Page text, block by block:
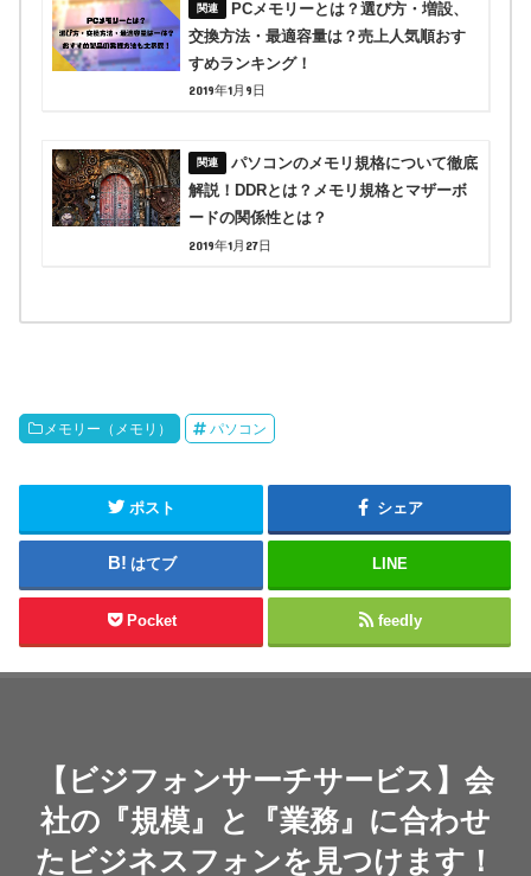
PCメモリーとは？選び方・増設、
交換方法・最適容量は？売上人気順おす
すめランキング！
2019年1月9日
パソコンのメモリ規格について徹底
解説！DDRとは？メモリ規格とマザーボ
ードの関係性とは？
2019年1月27日
メモリー（メモリ） パソコン
ポスト シェア
はてブ LINE
Pocket feedly
【ビジフォンサーチサービス】会
社の『規模』と『業務』に合わせ
たビジネスフォンを見つけます！